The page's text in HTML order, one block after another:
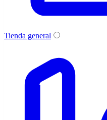
Tienda general